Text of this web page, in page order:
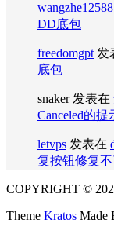
wangzhe12588
DD底包
freedomgpt 发
底包
snaker发表在
Canceled的提
letvps 发表在
复按钮修复不
COPYRIGHT ©
Theme Kratos Made